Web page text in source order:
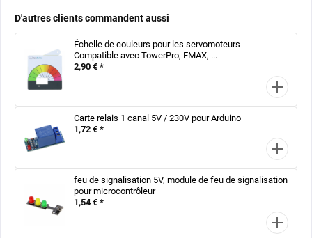
D'autres clients commandent aussi
Échelle de couleurs pour les servomoteurs -
Compatible avec TowerPro, EMAX, ...
2,90 € *
Carte relais 1 canal 5V / 230V pour Arduino
1,72 € *
feu de signalisation 5V, module de feu de signalisation
pour microcontrôleur
1,54 € *